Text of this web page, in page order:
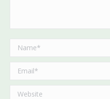
Name *
Email *
Website